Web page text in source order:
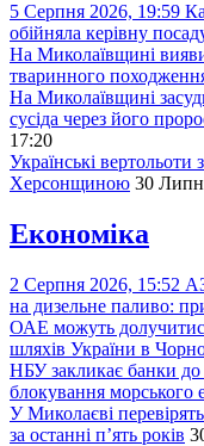
5 Серпня 2026, 19:59
обійняла керівну
На Миколаївщині
тваринного
На Миколаївщині
сусіда через його
17:20
Українські
Херсонщиною 30
Економіка
2 Серпня 2026, 15:52
на дизельне паливо:
ОАЕ можуть
шляхів України в
НБУ закликає банки до
блокування морського
У Миколаєві
за останні п’ять років